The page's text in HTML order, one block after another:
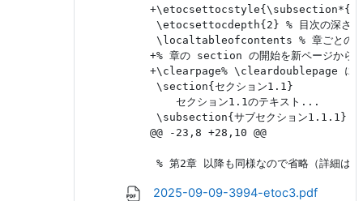
+\etocsettocstyle{\subsection*{
\etocsettocdepth{2} % 目次の深さを
\localtableofcontents % 章ごとのロ
+% 章の section の開始を新ページから
+\clearpage% \cleardoublepage にす
     \section{セクション1.1}
        セクション1.1のテキスト...
     \subsection{サブセクション1.1.1}
    @@ -23,8 +28,10 @@
2025-09-09-3994-etoc3.pdf